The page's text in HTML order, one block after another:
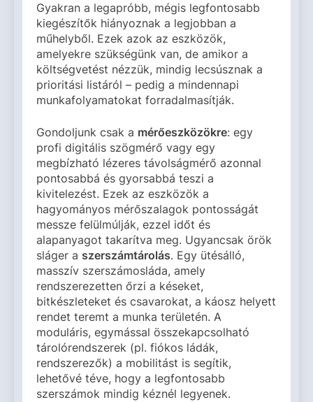
Gyakran a legapróbb, mégis legfontosabb
kiegészítők hiányoznak a legjobban a
műhelyből. Ezek azok az eszközök,
amelyekre szükségünk van, de amikor a
költségvetést nézzük, mindig lecsúsznak a
prioritási listáról – pedig a mindennapi
munkafolyamatokat forradalmasítják.
Gondoljunk csak a mérőeszközökre: egy
profi digitális szögmérő vagy egy
megbízható lézeres távolságmérő azonnal
pontosabbá és gyorsabbá teszi a
kivitelezést. Ezek az eszközök a
hagyományos mérőszalagok pontosságát
messze felülmúlják, ezzel időt és
alapanyagot takarítva meg. Ugyancsak örök
sláger a szerszámtárolás. Egy ütésálló,
masszív szerszámosláda, amely
rendszerezetten őrzi a késeket,
bitkészleteket és csavarokat, a káosz helyett
rendet teremt a munka területén. A
moduláris, egymással összekapcsolható
tárolórendszerek (pl. fiókos ládák,
rendszerezők) a mobilitást is segítik,
lehetővé téve, hogy a legfontosabb
szerszámok mindig kéznél legyenek.